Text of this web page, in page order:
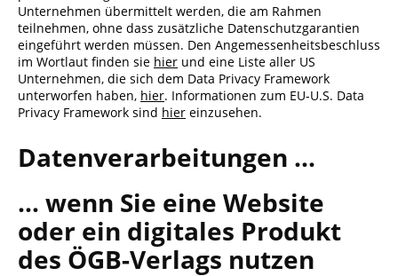
Unternehmen übermittelt werden, die am Rahmen
teilnehmen, ohne dass zusätzliche Datenschutzgarantien
eingeführt werden müssen. Den Angemessenheitsbeschluss
im Wortlaut finden sie hier und eine Liste aller US
Unternehmen, die sich dem Data Privacy Framework
unterworfen haben, hier. Informationen zum EU-U.S. Data
Privacy Framework sind hier einzusehen.
Datenverarbeitungen ...
... wenn Sie eine Website
oder ein digitales Produkt
des ÖGB-Verlags nutzen